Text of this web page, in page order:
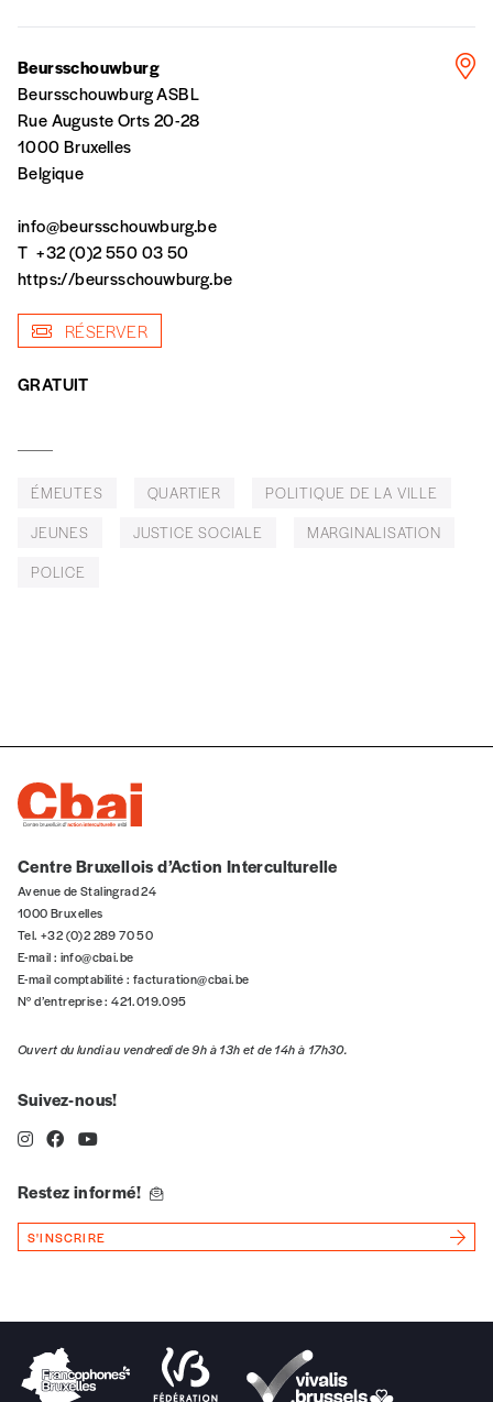
Offre découverte
offrons les deux derniers numéros publiés.
Je souhaite bénéficier de l’offre
découverte
Cadeau
Faites découvrir l'Imag
lui un abonnement ou numéro au choix.
Vos coordonnées
Prénom
TVA
Téléphone
E-mail*
Rue
Code postal
Pays
Beursschouwburg
Beursschouwburg ASBL
Rue Auguste Orts 20-28
1000 Bruxelles
Belgique
info@beursschouwburg.be
T +32 (0)2 550 03 50
https://beursschouwburg.be
RÉSERVER
GRATUIT
ÉMEUTES QUARTIER
POLITIQUE DE LA VILLE
JEUNES
JUSTICE SOCIALE
MARGINALISATION
POLICE
Centre Bruxellois d’Action Interculturelle
Avenue de Stalingrad 24
1000 Bruxelles
Tel. +32 (0)2 289 70 50
E-mail : info@cbai.be
E-mail comptabilité : facturation@cbai.be
N° d’entreprise : 421.019.095
Ouvert du lundi au vendredi de 9h à 13h et de 14h à 17h30.
Suivez-nous!
Restez informé!
S'INSCRIRE